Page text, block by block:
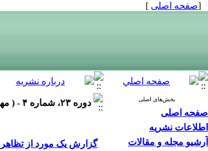
[صفحه اصلی ]
بخش‌های اصلی
صفحه اصلی
اطلاعات نشریه
آرشیو مجله و مقالات
دوره ۲۳، شماره ۴ - ( مهر و آبان ۱۳۹۷ )
گزارش یک مورد از تظاهر